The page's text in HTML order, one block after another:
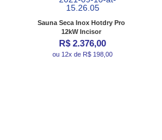
Sauna Seca Inox Hotdry Pro
12kW Incisor
R$ 2.376,00
ou 12x de R$ 198,00